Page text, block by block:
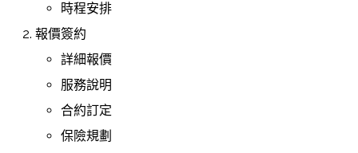
時程安排
報價簽約
詳細報價
服務說明
合約訂定
保險規劃